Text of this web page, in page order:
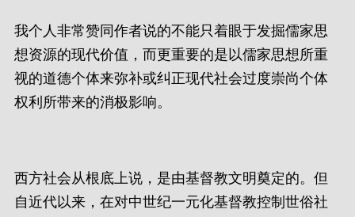
我个人非常赞同作者说的不能只着眼于发掘儒家思
想资源的现代价值，而更重要的是以儒家思想所重
视的道德个体来弥补或纠正现代社会过度崇尚个体
权利所带来的消极影响。
西方社会从根底上说，是由基督教文明奠定的。但
自近代以来，在对中世纪一元化基督教控制世俗社